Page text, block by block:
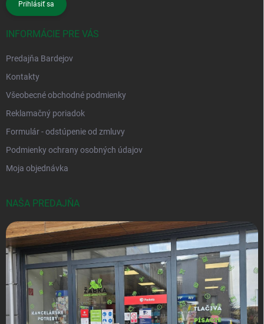
Prihlásiť sa
INFORMÁCIE PRE VÁS
Predajňa Bardejov
Kontakty
Všeobecné obchodné podmienky
Reklamačný poriadok
Formulár - odstúpenie od zmluvy
Podmienky ochrany osobných údajov
Moja objednávka
NAŠA PREDAJŇA